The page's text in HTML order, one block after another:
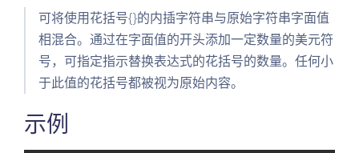
可将使用花括号{}的内插字符串与原始字符串字面值
相混合。通过在字面值的开头添加一定数量的美元符
号，可指定指示替换表达式的花括号的数量。任何小
于此值的花括号都被视为原始内容。
示例